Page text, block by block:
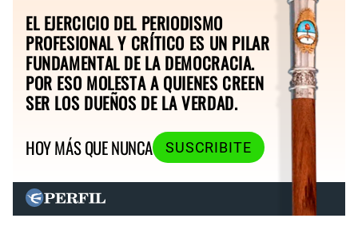
EL EJERCICIO DEL PERIODISMO
PROFESIONAL Y CRÍTICO ES UN PILAR
FUNDAMENTAL DE LA DEMOCRACIA.
POR ESO MOLESTA A QUIENES CREEN
SER LOS DUEÑOS DE LA VERDAD.
HOY MÁS QUE NUNCA
SUSCRIBITE